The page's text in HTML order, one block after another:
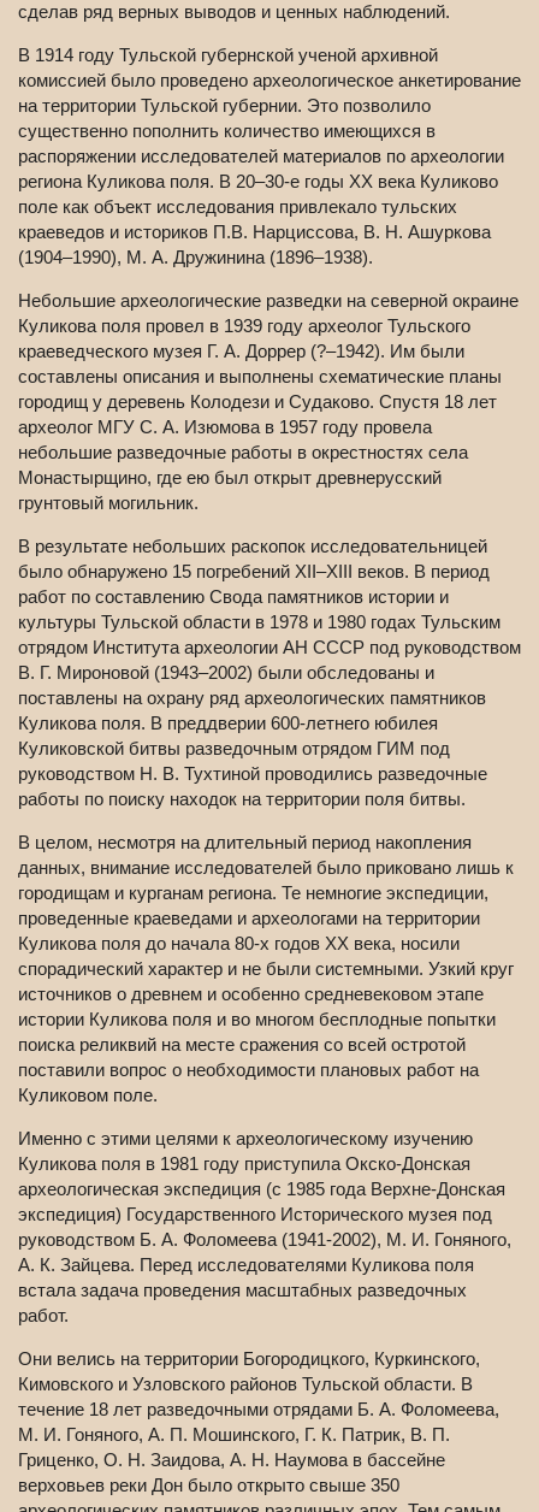
сделав ряд верных выводов и ценных наблюдений.
В 1914 году Тульской губернской ученой архивной
комиссией было проведено археологическое анкетирование
на территории Тульской губернии. Это позволило
существенно пополнить количество имеющихся в
распоряжении исследователей материалов по археологии
региона Куликова поля. В 20–30-е годы XX века Куликово
поле как объект исследования привлекало тульских
краеведов и историков П.В. Нарциссова, В. Н. Ашуркова
(1904–1990), М. А. Дружинина (1896–1938).
Небольшие археологические разведки на северной окраине
Куликова поля провел в 1939 году археолог Тульского
краеведческого музея Г. А. Доррер (?–1942). Им были
составлены описания и выполнены схематические планы
городищ у деревень Колодези и Судаково. Спустя 18 лет
археолог МГУ С. А. Изюмова в 1957 году провела
небольшие разведочные работы в окрестностях села
Монастырщино, где ею был открыт древнерусский
грунтовый могильник.
В результате небольших раскопок исследовательницей
было обнаружено 15 погребений XII–XIII веков. В период
работ по составлению Свода памятников истории и
культуры Тульской области в 1978 и 1980 годах Тульским
отрядом Института археологии АН СССР под руководством
В. Г. Мироновой (1943–2002) были обследованы и
поставлены на охрану ряд археологических памятников
Куликова поля. В преддверии 600-летнего юбилея
Куликовской битвы разведочным отрядом ГИМ под
руководством Н. В. Тухтиной проводились разведочные
работы по поиску находок на территории поля битвы.
В целом, несмотря на длительный период накопления
данных, внимание исследователей было приковано лишь к
городищам и курганам региона. Те немногие экспедиции,
проведенные краеведами и археологами на территории
Куликова поля до начала 80-х годов XX века, носили
спорадический характер и не были системными. Узкий круг
источников о древнем и особенно средневековом этапе
истории Куликова поля и во многом бесплодные попытки
поиска реликвий на месте сражения со всей остротой
поставили вопрос о необходимости плановых работ на
Куликовом поле.
Именно с этими целями к археологическому изучению
Куликова поля в 1981 году приступила Окско-Донская
археологическая экспедиция (с 1985 года Верхне-Донская
экспедиция) Государственного Исторического музея под
руководством Б. А. Фоломеева (1941-2002), М. И. Гоняного,
А. К. Зайцева. Перед исследователями Куликова поля
встала задача проведения масштабных разведочных
работ.
Они велись на территории Богородицкого, Куркинского,
Кимовского и Узловского районов Тульской области. В
течение 18 лет разведочными отрядами Б. А. Фоломеева,
М. И. Гоняного, А. П. Мошинского, Г. К. Патрик, В. П.
Гриценко, О. Н. Заидова, А. Н. Наумова в бассейне
верховьев реки Дон было открыто свыше 350